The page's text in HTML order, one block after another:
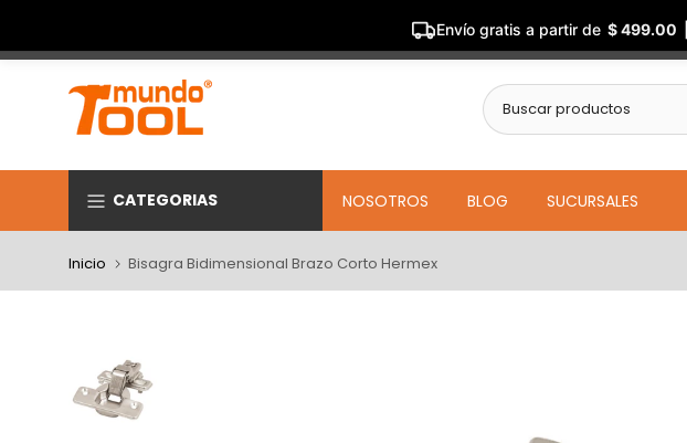
Envío gratis a partir de $ 499.00
contenido
CATEGORIAS NOSOTROS BLOG SUCURSALES
Inicio Bisagra Bidimensional Brazo Corto Hermex